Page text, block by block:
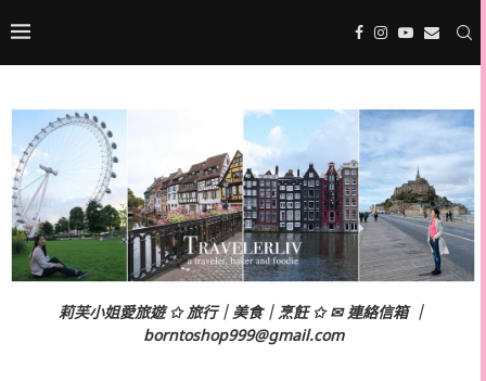
莉芙小姐愛旅遊 ✩ 旅行｜美食｜烹飪 ✩ ✉ 連絡信箱 ｜
borntoshop999@gmail.com